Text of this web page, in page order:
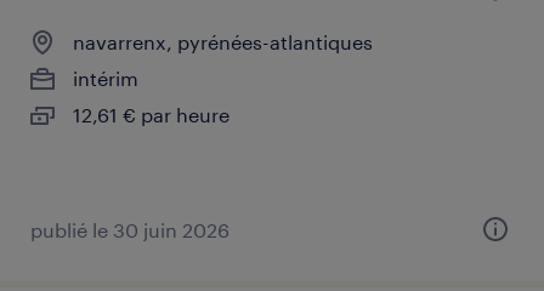
navarrenx, pyrénées-atlantiques
intérim
12,61 € par heure
publié le 30 juin 2026